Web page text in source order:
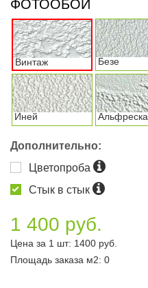
ФОТООБОИ
Винтаж Безе
Иней Альфреска
Дополнительно:
Цветопроба
Стык в стык
1 400 руб.
Цена за 1 шт: 1400 руб.
Площадь заказа м2: 0